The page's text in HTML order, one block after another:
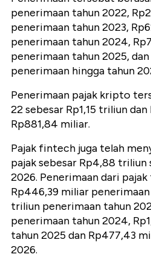
penerimaan tahun 2022,
penerimaan tahun 2023,
penerimaan tahun 2024,
penerimaan tahun 2025,
penerimaan hingga tahun
Penerimaan pajak kripto
22 sebesar Rp1,15 triliun
Rp881,84 miliar.
Pajak fintech juga telah
pajak sebesar Rp4,88 triliun
2026. Penerimaan dari
Rp446,39 miliar penerimaan
triliun penerimaan tahun
penerimaan tahun 2024,
tahun 2025 dan Rp477,43
2026.